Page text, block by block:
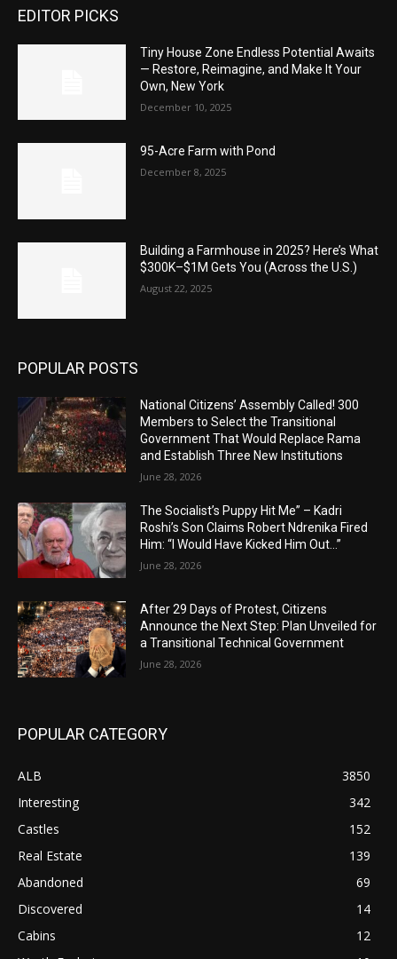
EDITOR PICKS
Tiny House Zone Endless Potential Awaits
— Restore, Reimagine, and Make It Your
Own, New York
December 10, 2025
95-Acre Farm with Pond
December 8, 2025
Building a Farmhouse in 2025? Here’s What
$300K–$1M Gets You (Across the U.S.)
August 22, 2025
POPULAR POSTS
National Citizens’ Assembly Called! 300
Members to Select the Transitional
Government That Would Replace Rama
and Establish Three New Institutions
June 28, 2026
The Socialist’s Puppy Hit Me” – Kadri
Roshi’s Son Claims Robert Ndrenika Fired
Him: “I Would Have Kicked Him Out…”
June 28, 2026
After 29 Days of Protest, Citizens
Announce the Next Step: Plan Unveiled for
a Transitional Technical Government
June 28, 2026
POPULAR CATEGORY
ALB
3850
Interesting
342
Castles
152
Real Estate
139
Abandoned
69
Discovered
14
Cabins
12